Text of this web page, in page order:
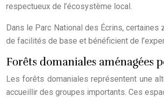
respectueux de l’écosystème local.
Dans le Parc National des Écrins,
de facilités de base et bénéficient de
Forêts domaniales aménagées
Les forêts domaniales représentent une
accueillir des groupes importants. Ces